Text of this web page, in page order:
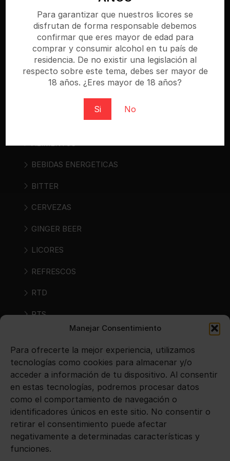
Manejar Consentimiento
Para ofrecerte la mejor experiencia, utilizamos
tecnologías como cookies para almacenar y/o
acceder a información de tu dispositivo. Al consentir
en estas tecnologías, podremos procesar datos
como el comportamiento de navegación o
identificadores únicos en este sitio. No consentir o
retirar el consentimiento puede afectar
negativamente a determinadas características y
funciones.
Para garantizar que nuestros licores se
disfrutan de forma responsable debemos
confirmar que eres mayor de edad para
comprar y consumir alcohol en tu país de
residencia. De no existir una legislación al
respecto sobre este tema, debes ser mayor de
18 años. ¿Eres mayor de 18 años?
Si No
especializada donde puedes comprar cerveza,
vino, sidra, bebidas espirituosas y bebidas «ready
to drink». Regístrate y compra al mejor precio.
BEBIDAS ENERGETICAS
BITTER
CERVEZAS
GINGER BEER
LICORES
REFRESCOS
RTD
RTS
VINOS
Avisos legales
Aviso legal
Política de privacidad